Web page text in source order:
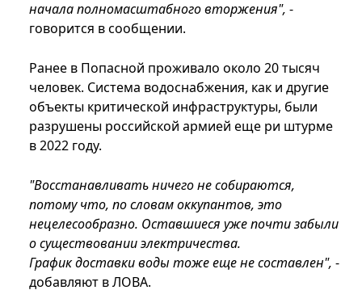
начала полномасштабного вторжения", -
говорится в сообщении.
Ранее в Попасной проживало около 20 тысяч
человек. Система водоснабжения, как и другие
объекты критической инфраструктуры, были
разрушены российской армией еще ри штурме
в 2022 году.
"Восстанавливать ничего не собираются,
потому что, по словам оккупантов, это
нецелесообразно. Оставшиеся уже почти забыли
о существовании электричества.
График доставки воды тоже еще не составлен", -
добавляют в ЛОВА.